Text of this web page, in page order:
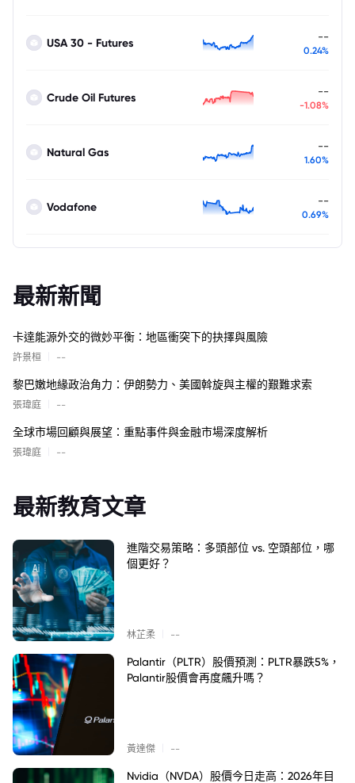
USA 30 - Futures --
0.24%
Crude Oil Futures --
-1.08%
Natural Gas --
1.60%
Vodafone --
0.69%
最新新聞
卡達能源外交的微妙平衡：地區衝突下的抉擇與風險
許景桓 --
黎巴嫩地緣政治角力：伊朗勢力、美國斡旋與主權的艱難求索
張瑋庭 --
全球市場回顧與展望：重點事件與金融市場深度解析
張瑋庭 --
最新教育文章
進階交易策略：多頭部位 vs. 空頭部位，哪
個更好？
林芷柔 --
Palantir（PLTR）股價預測：PLTR暴跌5%，
Palantir股價會再度飆升嗎？
黃達傑 --
Nvidia（NVDA）股價今日走高：2026年目